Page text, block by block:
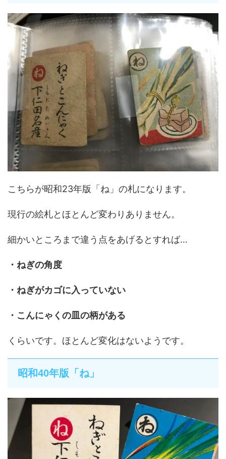
こちらが昭和23年版「ね」の札になります。
現行の絵札とほとんど変わりありません。
細かいところまで違う点をあげるとすれば…
・ねぎの角度
・ねぎがカゴに入っていない
・こんにゃくの皿の柄がある
くらいです。ほとんど変化はないようです。
昭和40年版「ね」